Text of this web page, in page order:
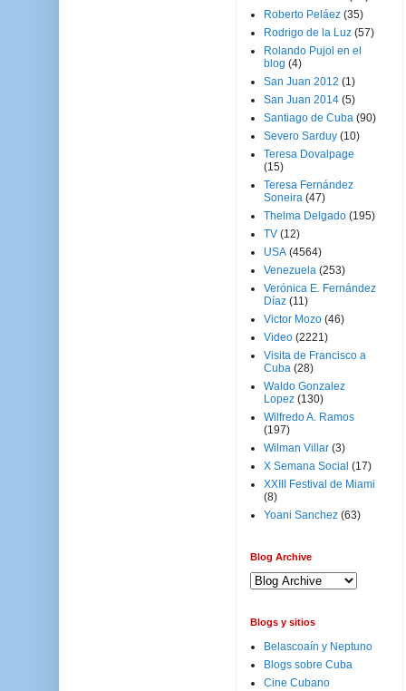
Roberto Peláez (35)
Rodrigo de la Luz (57)
Rolando Pujol en el
blog (4)
San Juan 2012 (1)
San Juan 2014 (5)
Santiago de Cuba (90)
Severo Sarduy (10)
Teresa Dovalpage
(15)
Teresa Fernández
Soneira (47)
Thelma Delgado (195)
TV (12)
USA (4564)
Venezuela (253)
Verónica E. Fernández
Díaz (11)
Victor Mozo (46)
Video (2221)
Visita de Francisco a
Cuba (28)
Waldo Gonzalez
Lopez (130)
Wilfredo A. Ramos
(197)
Wilman Villar (3)
X Semana Social (17)
XXIII Festival de Miami
(8)
Yoani Sanchez (63)
Blog Archive
Blogs y sitios
Belascoaín y Neptuno
Blogs sobre Cuba
Cine Cubano